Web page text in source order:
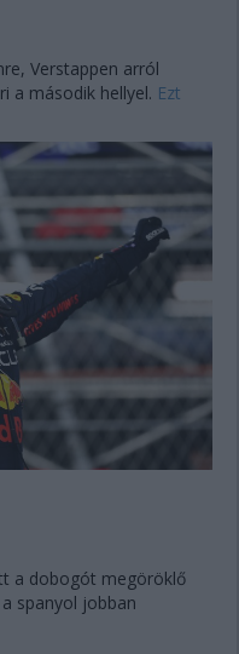
Verstappen arról
a második hellyel. Ezt
a dobogót megöröklő
spanyol jobban